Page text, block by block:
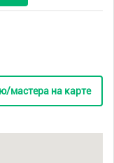
мастера на карте